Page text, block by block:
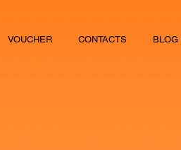
VOUCHER CONTACTS BLOG